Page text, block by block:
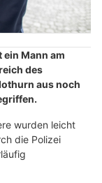
Mann am
des
aus noch
wurden leicht
die Polizei